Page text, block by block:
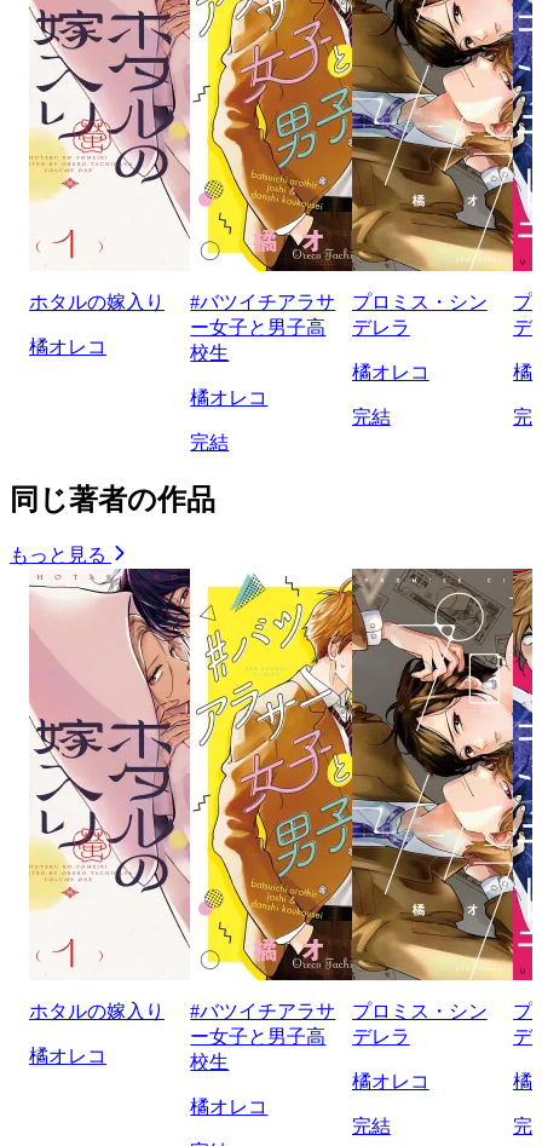
ホタルの嫁入り
橘オレコ
#バツイチアラサ
ー女子と男子高
校生
橘オレコ
完結
プロミス・シン
デレラ
橘オレコ
完結
プ
デ
橘
完
同じ著者の作品
もっと見る
ホタルの嫁入り
橘オレコ
#バツイチアラサ
ー女子と男子高
校生
橘オレコ
プロミス・シン
デレラ
橘オレコ
完結
プ
デ
橘
完